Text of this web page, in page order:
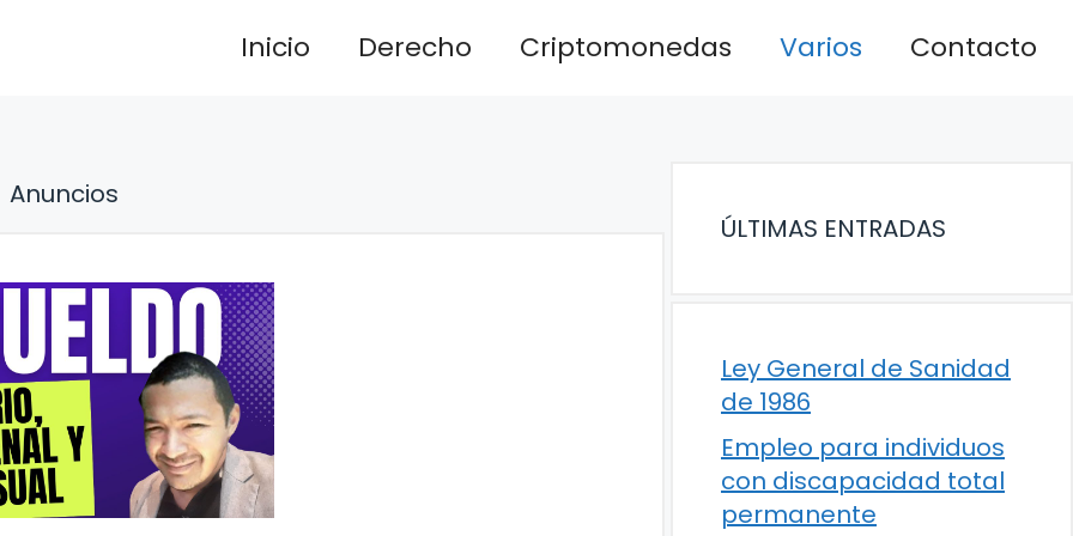
Inicio Derecho Criptomonedas Varios Contacto
Anuncios
ÚLTIMAS ENTRADAS
Ley General de Sanidad
de 1986
Empleo para individuos
con discapacidad total
permanente